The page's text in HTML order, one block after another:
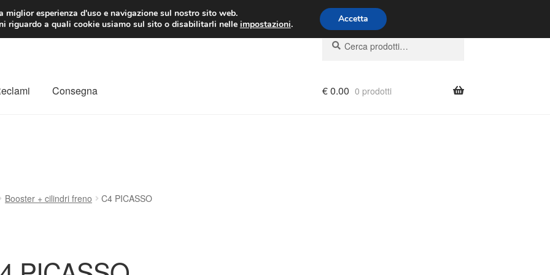
EUR Lun-Ven 9:00 - 16:00 800 580 290
Cerca:
Cerca
Consegna €0.00 0 prodotti
Booster + cilindri freno C4 PICASSO
esperienza d'uso e navigazione sul nostro sito web.
riguardo a quali cookie usiamo sul sito o disabilitarli nelle impostazioni. Accetta